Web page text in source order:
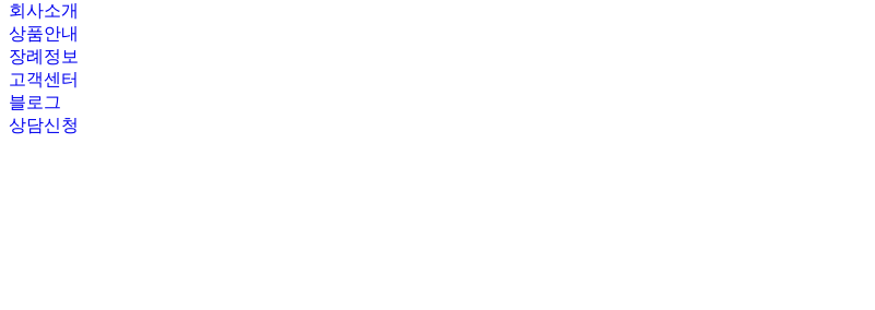
회사소개
상품안내
장례정보
고객센터
블로그
상담신청